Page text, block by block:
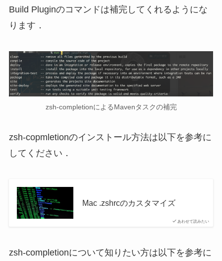
Build Pluginのコマンドは補完してくれるようにな
ります．
zsh-completionによるMavenタスクの補完
zsh-copmletionのインストール方法は以下を参考に
してください．
あわせて読みたい
Mac .zshrcのカスタマイズ
zsh-completionについて知りたい方は以下を参考に